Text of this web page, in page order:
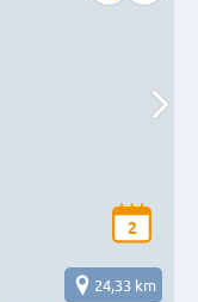
2
24,33 km